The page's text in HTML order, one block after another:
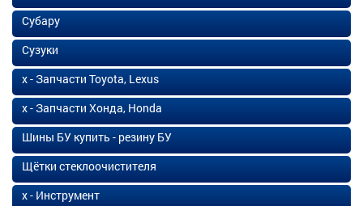
Субару
Сузуки
х - Запчасти Toyota, Lexus
х - Запчасти Хонда, Honda
Шины БУ купить - резину БУ
Щётки стеклоочистителя
х - Инструмент